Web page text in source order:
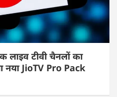
लाइव टीवी चैनलों का
नया JioTV Pro Pack